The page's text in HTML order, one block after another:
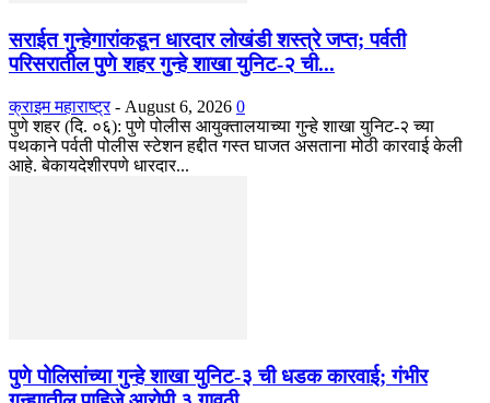
सराईत गुन्हेगारांकडून धारदार लोखंडी शस्त्रे जप्त; पर्वती
परिसरातील पुणे शहर गुन्हे शाखा युनिट-२ ची...
क्राइम महाराष्ट्र - August 6, 2026 0
पुणे शहर (दि. ०६): पुणे पोलीस आयुक्तालयाच्या गुन्हे शाखा युनिट-२ च्या
पथकाने पर्वती पोलीस स्टेशन हद्दीत गस्त घाजत असताना मोठी कारवाई केली
आहे. बेकायदेशीरपणे धारदार...
पुणे पोलिसांच्या गुन्हे शाखा युनिट-३ ची धडक कारवाई; गंभीर